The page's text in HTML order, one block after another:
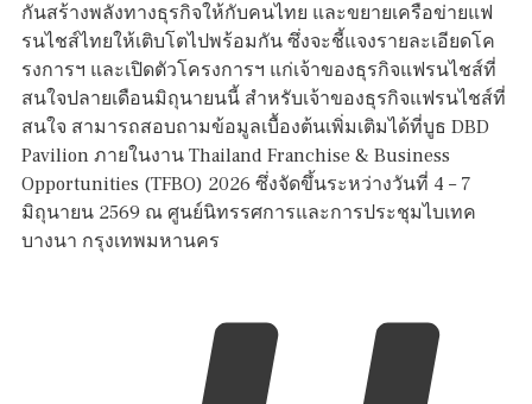
กันสร้างพลังทางธุรกิจให้กับคนไทย และขยายเครือข่ายแฟ
รนไชส์ไทยให้เติบโตไปพร้อมกัน ซึ่งจะชี้แจงรายละเอียดโค
รงการฯ และเปิดตัวโครงการฯ แก่เจ้าของธุรกิจแฟรนไชส์ที่
สนใจปลายเดือนมิถุนายนนี้ สำหรับเจ้าของธุรกิจแฟรนไชส์ที่
สนใจ สามารถสอบถามข้อมูลเบื้องต้นเพิ่มเติมได้ที่บูธ DBD
Pavilion ภายในงาน Thailand Franchise & Business
Opportunities (TFBO) 2026 ซึ่งจัดขึ้นระหว่างวันที่ 4 – 7
มิถุนายน 2569 ณ ศูนย์นิทรรศการและการประชุมไบเทค
บางนา กรุงเทพมหานคร